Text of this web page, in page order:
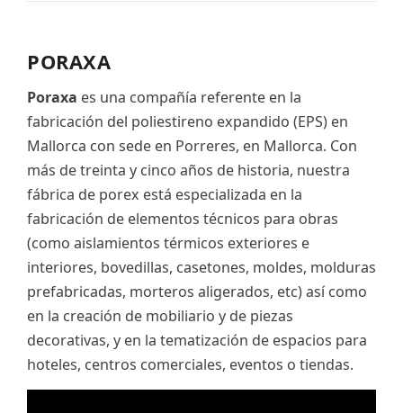
PORAXA
Poraxa es una compañía referente en la
fabricación del poliestireno expandido (EPS) en
Mallorca con sede en Porreres, en Mallorca. Con
más de treinta y cinco años de historia, nuestra
fábrica de porex está especializada en la
fabricación de elementos técnicos para obras
(como aislamientos térmicos exteriores e
interiores, bovedillas, casetones, moldes, molduras
prefabricadas, morteros aligerados, etc) así como
en la creación de mobiliario y de piezas
decorativas, y en la tematización de espacios para
hoteles, centros comerciales, eventos o tiendas.